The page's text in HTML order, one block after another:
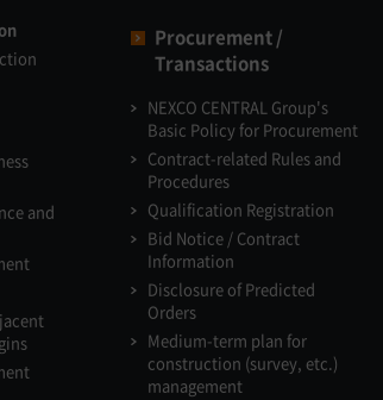
and
Procurement /
Transactions
NEXCO CENTRAL Group's
Basic Policy for Procurement
Contract-related Rules and
Procedures
Qualification Registration
Bid Notice / Contract
Information
Disclosure of Predicted
Orders
Medium-term plan for
construction (survey, etc.)
management